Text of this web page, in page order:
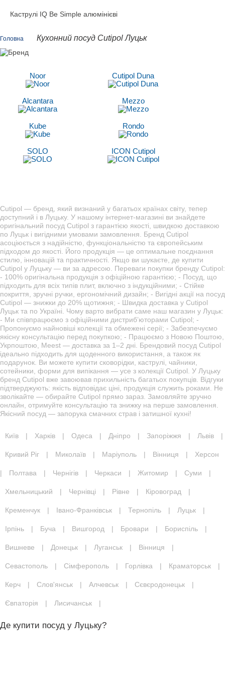
Каструлі IQ Be Simple алюмінієві
Головна Кухонний посуд Cutipol Луцьк
Noor Cutipol Duna
Alcantara Mezzo
Kube Rondo
SOLO ICON Cutipol
Cutipol — бренд, який визнаний у багатьох країнах світу, тепер
доступний і в Луцьку. У нашому інтернет-магазині ви знайдете
оригінальний посуд Cutipol з гарантією якості, швидкою доставкою
по Луцьк і вигідними умовами замовлення. Бренд Cutipol
асоціюється з надійністю, функціональністю та європейським
підходом до якості. Його продукція — це оптимальне поєднання
стилю, інновацій та практичності. Якщо ви шукаєте, де купити
Cutipol у Луцьку — ви за адресою. Переваги покупки бренду Cutipol:
- 100% оригінальна продукція з офіційною гарантією; - Посуд, що
підходить для всіх типів плит, включно з індукційними; - Стійке
покриття, зручні ручки, ергономічний дизайн; - Вигідні акції на посуд
Cutipol — знижки до 20% щотижня; - Швидка доставка у Cutipol
Луцьк та по Україні. Чому варто вибрати саме наш магазин у Луцьк:
- Ми співпрацюємо з офіційними дистриб’юторами Cutipol; -
Пропонуємо найновіші колекції та обмежені серії; - Забезпечуємо
якісну консультацію перед покупкою; - Працюємо з Новою Поштою,
Укрпоштою, Meest — доставка за 1–2 дні. Брендовий посуд Cutipol
ідеально підходить для щоденного використання, а також як
подарунок. Ви можете купити сковорідки, каструлі, чайники,
сотейники, форми для випікання — усе з колекції Cutipol. У Луцьку
бренд Cutipol вже завоював прихильність багатьох покупців. Відгуки
підтверджують: якість відповідає ціні, продукція служить роками. Не
зволікайте — обирайте Cutipol прямо зараз. Замовляйте зручно
онлайн, отримуйте консультацію та знижку на перше замовлення.
Якісний посуд — запорука смачних страв і затишної кухні!
Київ | Харків | Одеса | Дніпро | Запоріжжя | Львів |
Кривий Ріг | Миколаїв | Маріуполь | Вінниця | Херсон
| Полтава | Чернігів | Черкаси | Житомир | Суми |
Хмельницький | Чернівці | Рівне | Кіровоград |
Кременчук | Івано-Франківськ | Тернопіль | Луцьк |
Ірпінь | Буча | Вишгород | Бровари | Бориспіль |
Вишневе | Донецьк | Луганськ | Вінниця |
Севастополь | Сімферополь | Горлівка | Краматорськ |
Керч | Слов'янськ | Алчевськ | Сєвєродонецьк |
Євпаторія | Лисичанськ |
Де купити посуд у Луцьку?